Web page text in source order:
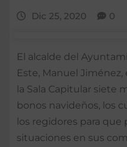
Dic 25, 2020 0
El alcalde del
Este, Manuel
la Sala Capitular siete
bonos navideños, los
los regidores para que
situaciones en sus